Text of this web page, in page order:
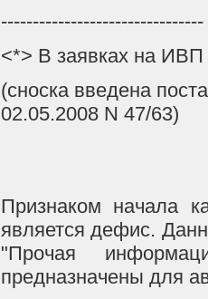
--------------------------------
<*> В заявках на
(сноска введена
02.05.2008 N 47/63)
Признаком начала
является дефис.
"Прочая
предназначены для